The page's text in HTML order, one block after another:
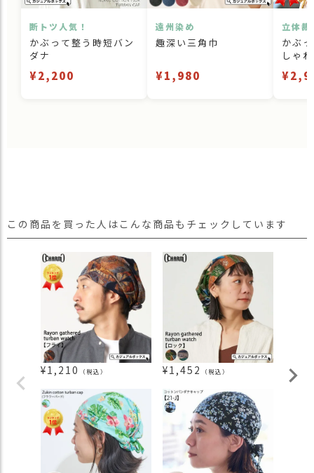
断トツ人気！
かぶって整う時短バン
ダナ
¥2,200
遠州染め
趣深い三角巾
¥1,980
立体
かぶ
しゃ
この商品を買った人はこんな商品もチェックしています
¥1,210 （税込） ¥1,452 （税込） ¥